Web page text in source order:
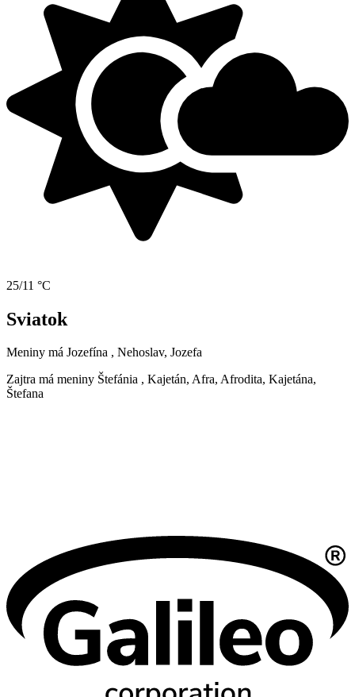
25/11 °C
Sviatok
Meniny má Jozefína , Nehoslav, Jozefa
Zajtra má meniny Štefánia , Kajetán, Afra, Afrodita, Kajetána,
Štefana